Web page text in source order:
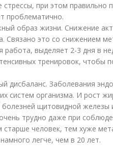
стрессы, при этом правильно
проблематично.
образ жизни. Снижение
Связано это со снижением
работа, выделяет 2-3 дня в
тренировок, чтобы
дисбаланс. Заболевания
систем организма. И рост
болезней щитовидной железы
трудно даже при
старше человек, тем хуже
легче, чем в 20 лет.